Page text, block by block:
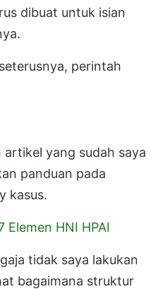
dibuat untuk isian
perintah
yang sudah saya
panduan pada
kasus.
Elemen HNI HPAI
tidak saya lakukan
bagaimana struktur